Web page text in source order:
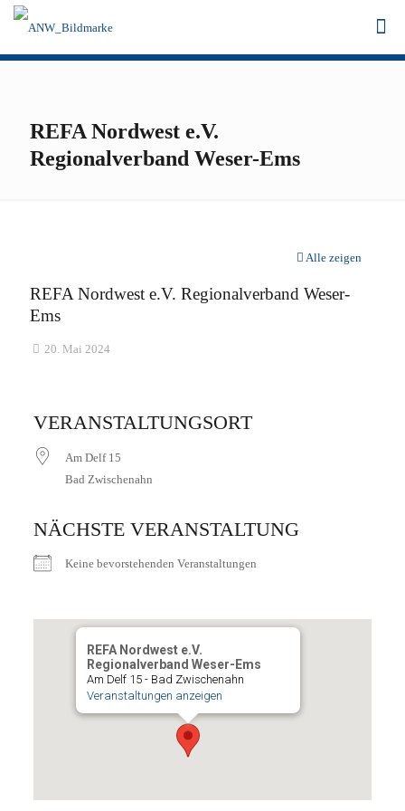
REFA Nordwest e.V.
Regionalverband Weser-Ems
Alle zeigen
REFA Nordwest e.V. Regionalverband Weser-
Ems
20. Mai 2024
VERANSTALTUNGSORT
Am Delf 15
Bad Zwischenahn
NÄCHSTE VERANSTALTUNG
Keine bevorstehenden Veranstaltungen
REFA Nordwest e.V.
Regionalverband Weser-Ems
Am Delf 15 - Bad Zwischenahn
Veranstaltungen anzeigen